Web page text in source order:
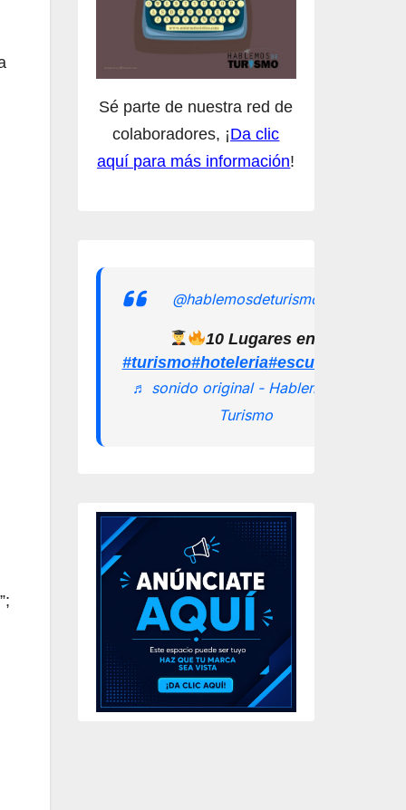
Sé parte de nuestra red de
colaboradores, ¡Da clic
aquí para más información!
@hablemosdeturismomx
10 Lugares en los que
#turismo#hoteleria
♬ sonido original - Hablemos de
Turismo